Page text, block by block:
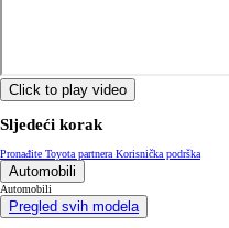
Click to play video
Sljedeći korak
Pronađite Toyota partnera Korisnička podrška
Automobili
Automobili
Pregled svih modela